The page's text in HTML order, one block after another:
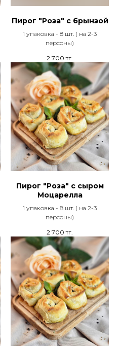
Пирог "Роза" с брынзой
1 упаковка - 8 шт. ( на 2-3
персоны)
2 700 тг.
Пирог "Роза" с сыром
Моцарелла
1 упаковка - 8 шт. ( на 2-3
персоны)
2 700 тг.